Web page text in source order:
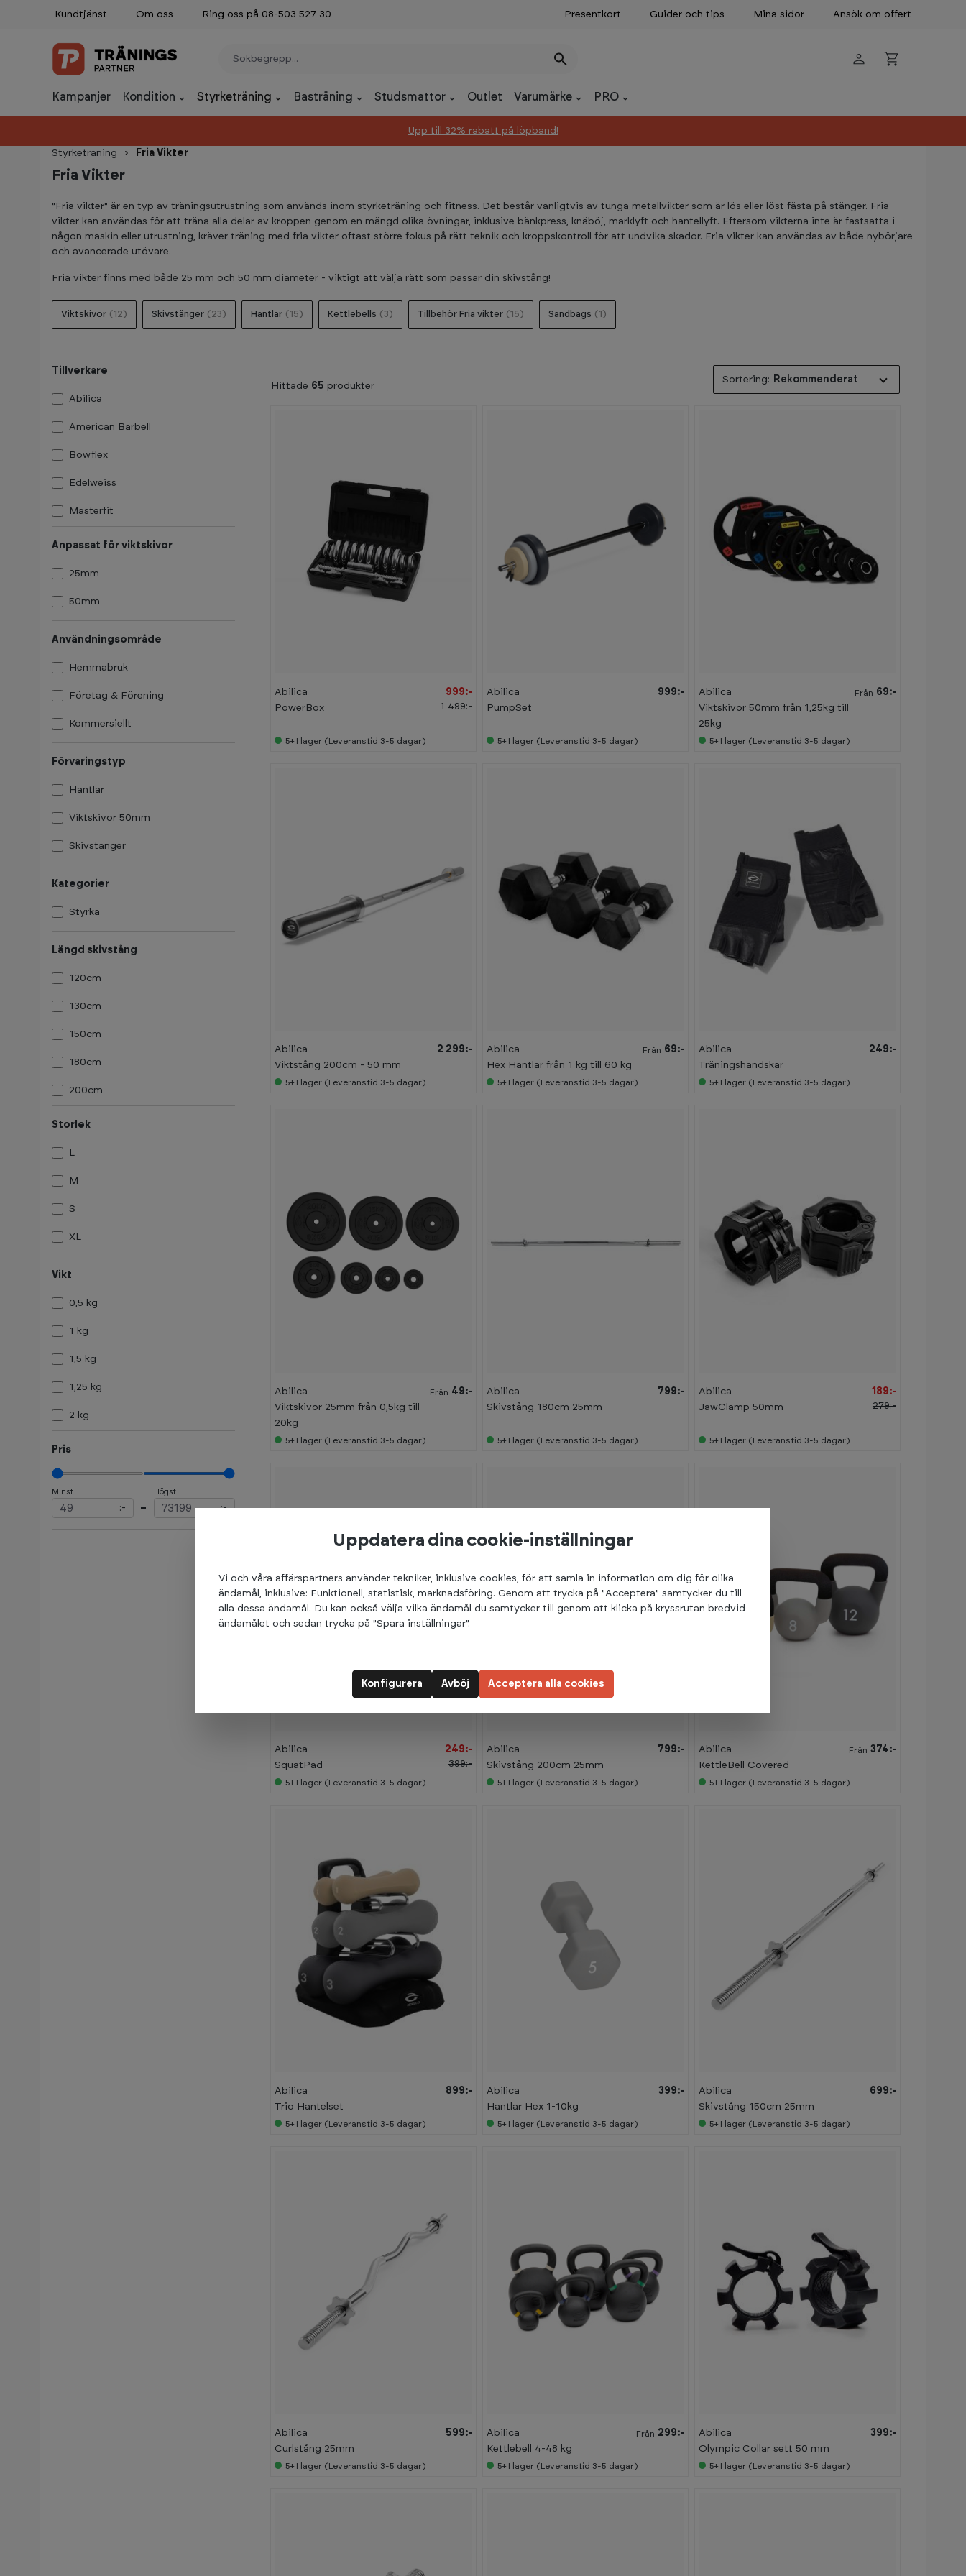
to main content
Skip to search
Skip to main navigation
Kundtjänst Om oss Ring oss på 08-503 527 30 Presentkort Guider och tips Mina sidor Ansök om offert
Kampanjer Kondition Styrketräning Basträning Studsmattor Outlet Varumärke PRO
Upp till 32% rabatt på löpband!
Styrketräning Fria Vikter
Fria Vikter
"Fria vikter" är en typ av träningsutrustning som används inom styrketräning och fitness. Det består vanligtvis av tunga metallvikter som är lös eller löst fästa på stänger. Fria
vikter kan användas för att träna alla delar av kroppen genom en mängd olika övningar, inklusive bänkpress, knäböj, marklyft och hantellyft. Eftersom vikterna inte är fastsatta i
någon maskin eller utrustning, kräver träning med fria vikter oftast större fokus på rätt teknik och kroppskontroll för att undvika skador. Fria vikter kan användas av både nybörjare
och avancerade utövare.
Fria vikter finns med både 25 mm och 50 mm diameter - viktigt att välja rätt som passar din skivstång!
Viktskivor (12) Skivstänger (23) Hantlar (15) Kettlebells (3) Tillbehör Fria vikter (15) Sandbags (1)
Tillverkare
Abilica
American Barbell
Bowflex
Edelweiss
Masterfit
Träningspartner Pro
Anpassat för viktskivor
25mm
50mm
Användningsområde
Hemmabruk
Företag & Förening
Kommersiellt
Förvaringstyp
Hantlar
Viktskivor 50mm
Skivstänger
Kategorier
Styrka
Längd skivstång
120cm
130cm
150cm
180cm
200cm
220cm
Storlek
L
M
S
XL
Vikt
0,5 kg
1 kg
1,5 kg
1,25 kg
2 kg
3 kg
4 kg
Pris
Minst
:- –
Högst
:-
Rekommenderat
Hittade 65 produkter
Abilica
PowerBox
999:-
1 499:-
5+ I lager (Leveranstid 3-5 dagar)
Abilica
PumpSet
999:-
5+ I lager (Leveranstid 3-5 dagar)
Abilica
Viktskivor 50mm från 1,25kg till
25kg
Från 69:-
5+ I lager (Leveranstid 3-5 dagar)
Abilica
Viktstång 200cm - 50 mm
2 299:-
5+ I lager (Leveranstid 3-5 dagar)
Abilica
Hex Hantlar från 1 kg till 60 kg
Från 69:-
5+ I lager (Leveranstid 3-5 dagar)
Abilica
Träningshandskar
249:-
5+ I lager (Leveranstid 3-5 dagar)
Abilica
Viktskivor 25mm från 0,5kg till
20kg
Från 49:-
5+ I lager (Leveranstid 3-5 dagar)
Abilica
Skivstång 180cm 25mm
799:-
5+ I lager (Leveranstid 3-5 dagar)
Abilica
JawClamp 50mm
189:-
279:-
5+ I lager (Leveranstid 3-5 dagar)
Abilica
SquatPad
249:-
399:-
5+ I lager (Leveranstid 3-5 dagar)
Abilica
Skivstång 200cm 25mm
799:-
5+ I lager (Leveranstid 3-5 dagar)
Abilica
KettleBell Covered
Från 374:-
5+ I lager (Leveranstid 3-5 dagar)
Abilica
Trio Hantelset
899:-
5+ I lager (Leveranstid 3-5 dagar)
Abilica
Hantlar Hex 1-10kg
399:-
5+ I lager (Leveranstid 3-5 dagar)
Abilica
Skivstång 150cm 25mm
699:-
5+ I lager (Leveranstid 3-5 dagar)
Abilica
Curlstång 25mm
599:-
5+ I lager (Leveranstid 3-5 dagar)
Abilica
Kettlebell 4-48 kg
Från 299:-
5+ I lager (Leveranstid 3-5 dagar)
Abilica
Olympic Collar sett 50 mm
399:-
5+ I lager (Leveranstid 3-5 dagar)
Uppdatera dina cookie-inställningar
Vi och våra affärspartners använder tekniker, inklusive cookies, för att samla in information om dig för olika
ändamål, inklusive: Funktionell, statistisk, marknadsföring. Genom att trycka på "Acceptera" samtycker du till
alla dessa ändamål. Du kan också välja vilka ändamål du samtycker till genom att klicka på kryssrutan bredvid
ändamålet och sedan trycka på "Spara inställningar".
Avböj
Konfigurera Acceptera alla cookies